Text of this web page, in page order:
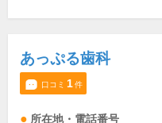
あっぷる歯科
口コミ 1件
所在地・電話番号